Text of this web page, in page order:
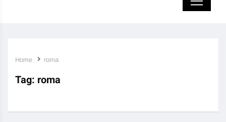
Home roma
Tag: roma